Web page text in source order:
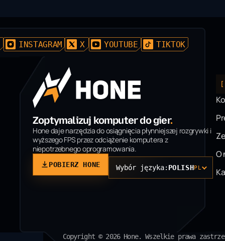
INSTAGRAM X YOUTUBE TIKTOK
Zoptymalizuj komputer do gier.
Hone daje narzędzia do osiągnięcia płynniejszej rozgrywki i
wyższego FPS przez odciążenie komputera z
niepotrzebnego oprogramowania.
POBIERZ HONE Wybór języka: POLISHPL
O
Copyright © 2026 Hone. Wszelkie prawa